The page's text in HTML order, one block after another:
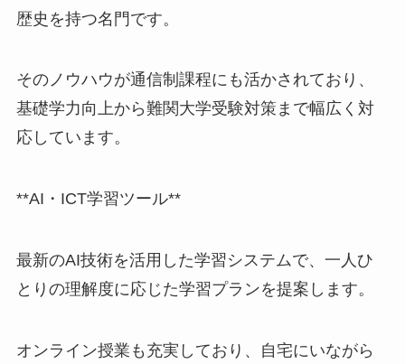
歴史を持つ名門です。
そのノウハウが通信制課程にも活かされており、
基礎学力向上から難関大学受験対策まで幅広く対
応しています。
**AI・ICT学習ツール**
最新のAI技術を活用した学習システムで、一人ひ
とりの理解度に応じた学習プランを提案します。
オンライン授業も充実しており、自宅にいながら